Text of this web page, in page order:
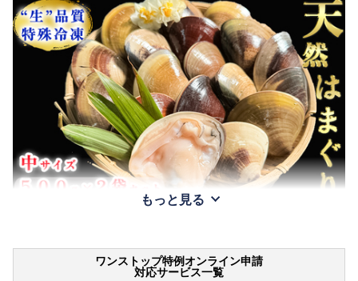
もっと見る
ワンストップ特例オンライン申請
対応サービス一覧